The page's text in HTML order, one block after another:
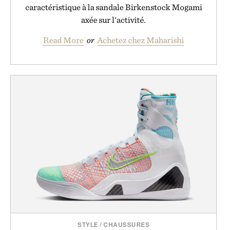
caractéristique à la sandale Birkenstock Mogami
axée sur l'activité.
Read More or Achetez chez Maharishi
STYLE /CHAUSSURES